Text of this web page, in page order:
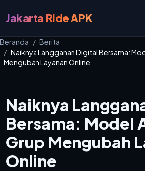
Jakarta Ride APK
Beranda
Berita
Naiknya Langganan Digital Bersama:
Mengubah Layanan Online
Naiknya
Bersama: Model
Grup Mengubah
Online